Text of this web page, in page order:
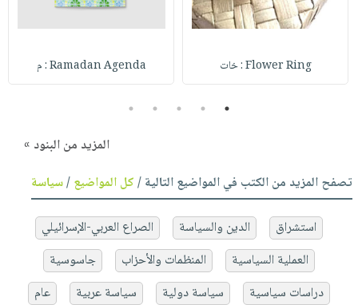
Flower Ring : خات Ramadan Agenda : م
1
2
3
4
5
المزيد من البنود »
تصفح المزيد من الكتب في المواضيع التالية /كل المواضيع/سياسة
استشراق الدين والسياسة
الصراع العربي-الإسرائيلي
العملية السياسية
المنظمات والأحزاب
جاسوسية
دراسات سياسية
سياسة دولية سياسة عربية
عام